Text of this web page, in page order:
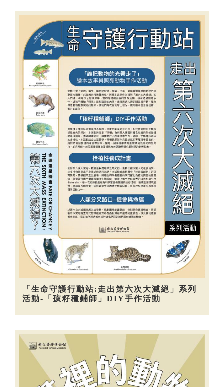
「生命守護行動站:走出第六次大滅絕」系列
活動-「孩籽種鋪師」DIY手作活動